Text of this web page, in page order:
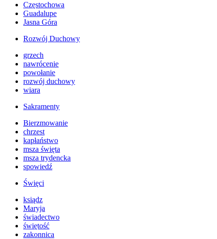
Częstochowa
Guadalupe
Jasna Góra
Rozwój Duchowy
grzech
nawrócenie
powołanie
rozwój duchowy
wiara
Sakramenty
Bierzmowanie
chrzest
kapłaństwo
msza święta
msza trydencka
spowiedź
Święci
ksiądz
Maryja
świadectwo
świętość
zakonnica